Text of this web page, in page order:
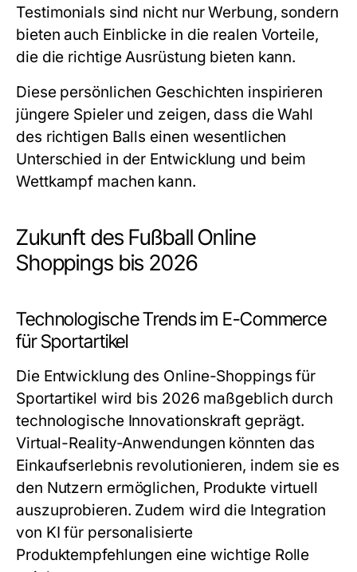
Testimonials sind nicht nur Werbung, sondern
bieten auch Einblicke in die realen Vorteile,
die die richtige Ausrüstung bieten kann.
Diese persönlichen Geschichten inspirieren
jüngere Spieler und zeigen, dass die Wahl
des richtigen Balls einen wesentlichen
Unterschied in der Entwicklung und beim
Wettkampf machen kann.
Zukunft des Fußball Online
Shoppings bis 2026
Technologische Trends im E-Commerce
für Sportartikel
Die Entwicklung des Online-Shoppings für
Sportartikel wird bis 2026 maßgeblich durch
technologische Innovationskraft geprägt.
Virtual-Reality-Anwendungen könnten das
Einkaufserlebnis revolutionieren, indem sie es
den Nutzern ermöglichen, Produkte virtuell
auszuprobieren. Zudem wird die Integration
von KI für personalisierte
Produktempfehlungen eine wichtige Rolle